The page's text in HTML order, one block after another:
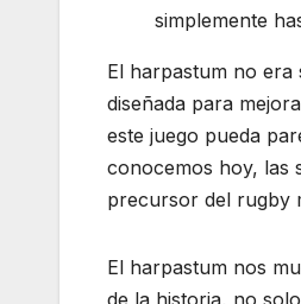
simplemente
El harpastum no era
diseñada para
este juego pueda
conocemos hoy, las
precursor del rugby
El harpastum nos